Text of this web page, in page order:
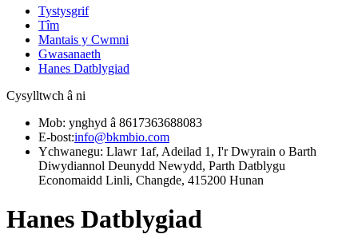
Tystysgrif
Tîm
Mantais y Cwmni
Gwasanaeth
Hanes Datblygiad
Cysylltwch â ni
Mob: ynghyd â 8617363688083
E-bost:info@bkmbio.com
Ychwanegu: Llawr 1af, Adeilad 1, I'r Dwyrain o Barth
Diwydiannol Deunydd Newydd, Parth Datblygu
Economaidd Linli, Changde, 415200 Hunan
Hanes Datblygiad